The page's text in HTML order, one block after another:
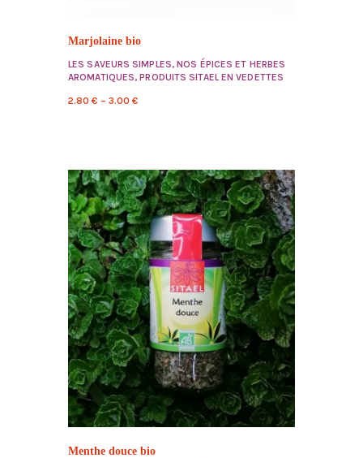
Marjolaine bio
LES SAVEURS SIMPLES,NOS ÉPICES ET HERBES
AROMATIQUES,PRODUITS SITAEL EN VEDETTES
2.80 € – 3.00 €
Menthe douce bio